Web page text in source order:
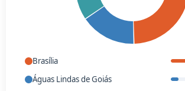
Brasília
Águas Lindas de Goiás